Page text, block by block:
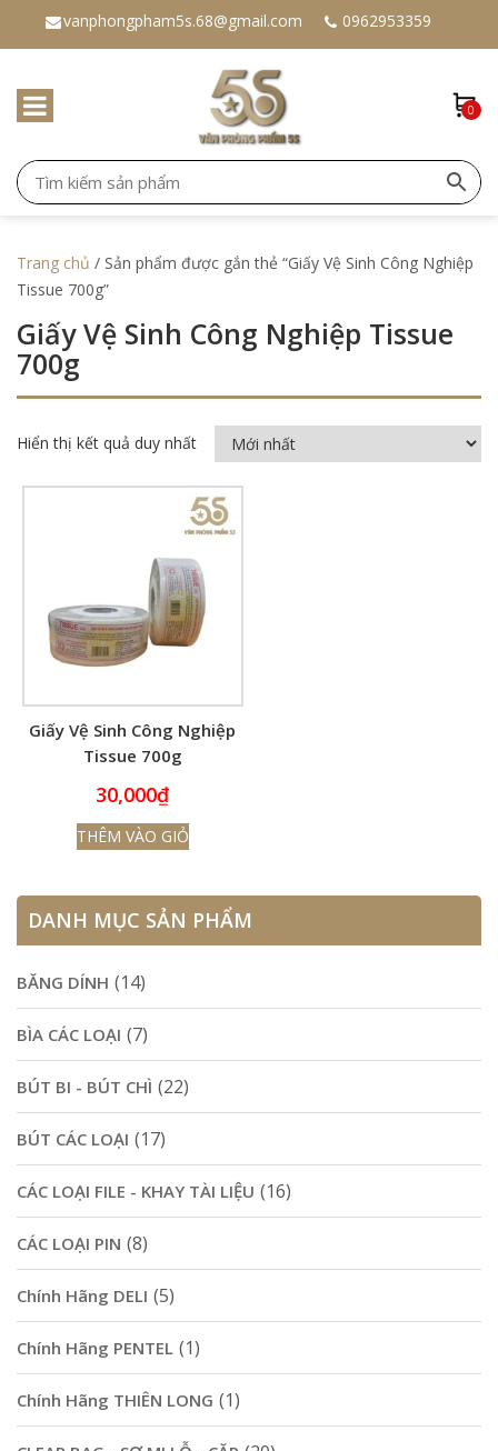
vanphongpham5s.68@gmail.com 0962953359
0
Trang chủ / Sản phẩm được gắn thẻ “Giấy Vệ Sinh Công Nghiệp
Tissue 700g”
Giấy Vệ Sinh Công Nghiệp Tissue
700g
Hiển thị kết quả duy nhất
Giấy Vệ Sinh Công Nghiệp
Tissue 700g
30,000₫
THÊM VÀO GIỎ
DANH MỤC SẢN PHẨM
BĂNG DÍNH (14)
BÌA CÁC LOẠI (7)
BÚT BI - BÚT CHÌ (22)
BÚT CÁC LOẠI (17)
CÁC LOẠI FILE - KHAY TÀI LIỆU (16)
CÁC LOẠI PIN (8)
Chính Hãng DELI (5)
Chính Hãng PENTEL (1)
Chính Hãng THIÊN LONG (1)